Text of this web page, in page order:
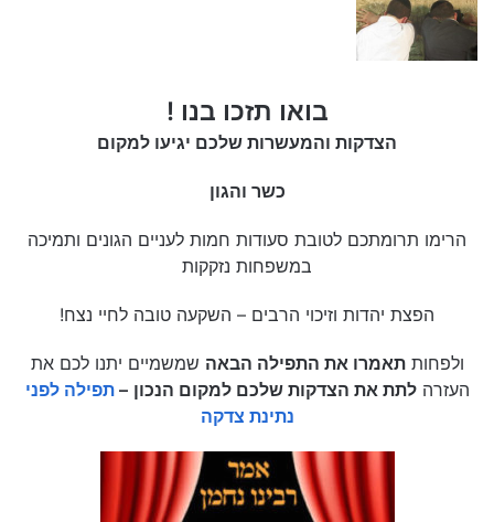
בואו תזכו בנו !
הצדקות והמעשרות שלכם יגיעו למקום
כשר והגון
הרימו תרומתכם לטובת סעודות חמות לעניים הגונים ותמיכה
במשפחות נזקקות
הפצת יהדות וזיכוי הרבים – השקעה טובה לחיי נצח!
ולפחותתאמרו את התפילה הבאה שמשמיים יתנו לכם את
העזרהלתת את הצדקות שלכם למקום הנכון –תפילה לפני
נתינת צדקה